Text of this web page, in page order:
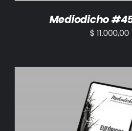
Mediodicho
$ 11.000,00